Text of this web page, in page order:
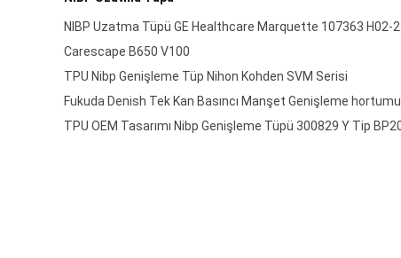
NIBP Uzatma Tüpü GE Healthcare Marquette 107363 H02-
Carescape B650 V100
TPU Nibp Genişleme Tüp Nihon Kohden SVM Serisi
Fukuda Denish Tek Kan Basıncı Manşet Genişleme
TPU OEM Tasarımı Nibp Genişleme Tüpü 300829 Y Tip